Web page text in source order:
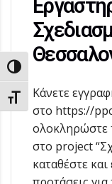
Εναλλαγή Υψηλής
Εναλλαγή Μεγέθους
Κάνετε
στο https://
ολοκληρώστε
στο project
καταθέστε και